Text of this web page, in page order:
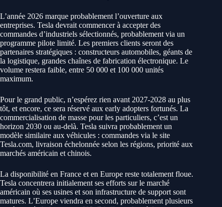
L’année 2026 marque probablement l’ouverture aux
entreprises. Tesla devrait commencer à accepter des
commandes d’industriels sélectionnés, probablement via un
programme pilote limité. Les premiers clients seront des
partenaires stratégiques : constructeurs automobiles, géants de
la logistique, grandes chaînes de fabrication électronique. Le
volume restera faible, entre 50 000 et 100 000 unités
maximum.
Pour le grand public, n’espérez rien avant 2027-2028 au plus
tôt, et encore, ce sera réservé aux early adopters fortunés. La
commercialisation de masse pour les particuliers, c’est un
horizon 2030 ou au-delà. Tesla suivra probablement un
modèle similaire aux véhicules : commandes via le site
Tesla.com, livraison échelonnée selon les régions, priorité aux
marchés américain et chinois.
La disponibilité en France et en Europe reste totalement floue.
Tesla concentrera initialement ses efforts sur le marché
américain où ses usines et son infrastructure de support sont
matures. L’Europe viendra en second, probablement plusieurs